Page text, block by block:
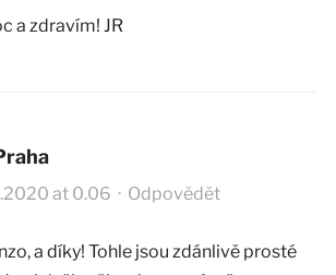
a zdravím! JR
at 0.06 · Odpovědět
a díky! Tohle jsou zdánlivě prosté